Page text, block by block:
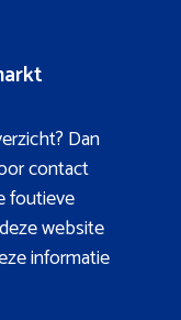
Dan
contact
foutieve
website
informatie